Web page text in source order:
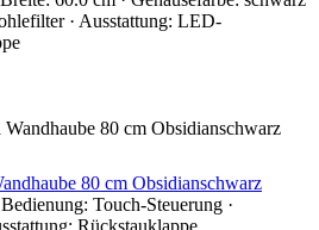
· Ausstattung: LED-
80 cm Obsidianschwarz
Touch-Steuerung ·